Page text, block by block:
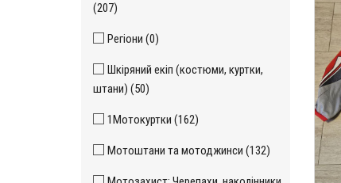
(207)
Регіони (0)
Шкіряний екіп (костюми, куртки,
штани) (50)
1Мотокуртки (162)
Мотоштани та мотоджинси (132)